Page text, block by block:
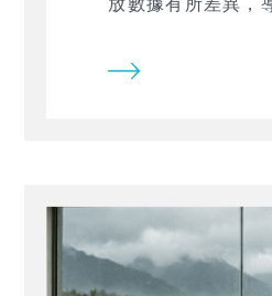
業將要追蹤範疇三
永續發展解決方案
計的「財務碳排放
助企業有效應對範